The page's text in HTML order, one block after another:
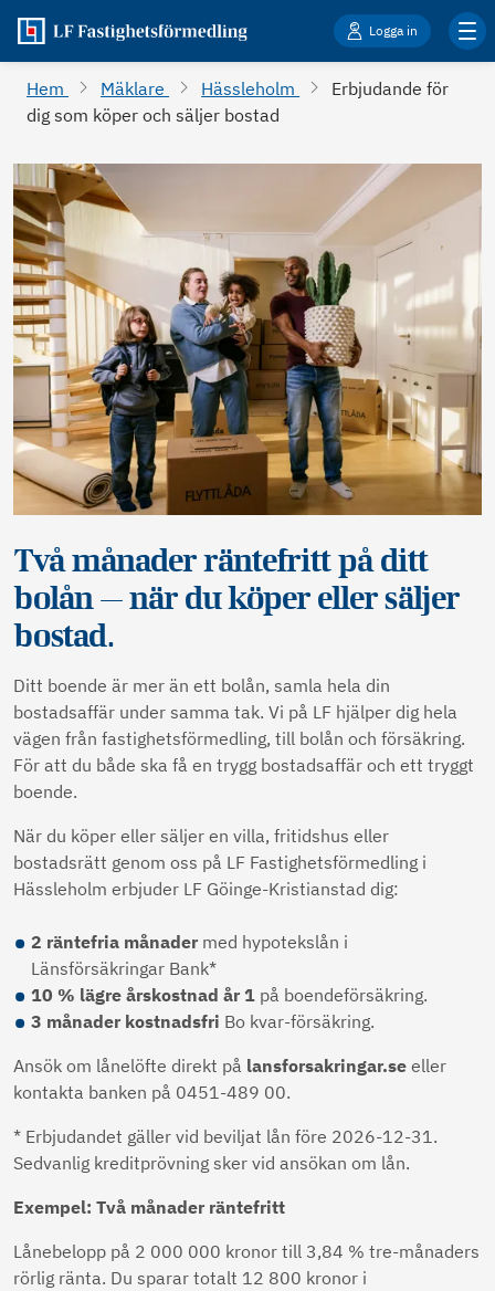
Logga in
Hem Mäklare Hässleholm
Erbjudande för
dig som köper och säljer bostad
Två månader räntefritt på ditt
bolån — när du köper eller säljer
bostad.
Ditt boende är mer än ett bolån, samla hela din
bostadsaffär under samma tak. Vi på LF hjälper dig hela
vägen från fastighetsförmedling, till bolån och försäkring.
För att du både ska få en trygg bostadsaffär och ett tryggt
boende.
När du köper eller säljer en villa, fritidshus eller
bostadsrätt genom oss på LF Fastighetsförmedling i
Hässleholm erbjuder LF Göinge-Kristianstad dig:
2 räntefria månader med hypotekslån i
Länsförsäkringar Bank*
10 % lägre årskostnad år 1 på boendeförsäkring.
3 månader kostnadsfri Bo kvar-försäkring.
Ansök om lånelöfte direkt på lansforsakringar.se eller
kontakta banken på 0451-489 00.
* Erbjudandet gäller vid beviljat lån före 2026-12-31.
Sedvanlig kreditprövning sker vid ansökan om lån.
Exempel: Två månader räntefritt
Lånebelopp på 2 000 000 kronor till 3,84 % tre-månaders
rörlig ränta. Du sparar totalt 12 800 kronor i